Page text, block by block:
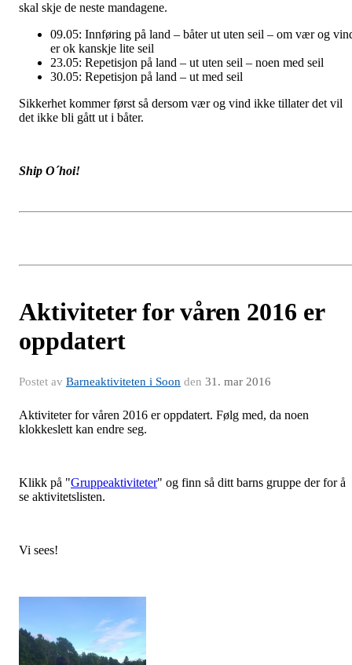
skal skje de neste mandagene.
09.05: Innføring på land – båter ut uten seil – om vær og
er ok kanskje lite seil
23.05: Repetisjon på land – ut uten seil – noen med seil
30.05: Repetisjon på land – ut med seil
Sikkerhet kommer først så dersom vær og vind ikke tillater det vil
det ikke bli gått ut i båter.
Ship O´hoi!
Aktiviteter for våren 2016 er
oppdatert
Postet av Barneaktiviteten i Soon den 31. mar 2016
Aktiviteter for våren 2016 er oppdatert. Følg med, da noen
klokkeslett kan endre seg.
Klikk på "Gruppeaktiviteter" og finn så ditt barns gruppe der for å
se aktivitetslisten.
Vi sees!